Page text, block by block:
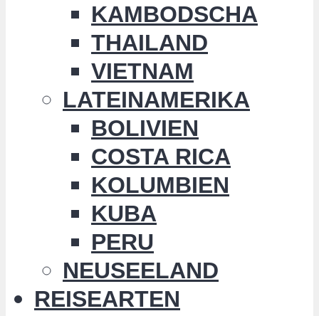
KAMBODSCHA
THAILAND
VIETNAM
LATEINAMERIKA
BOLIVIEN
COSTA RICA
KOLUMBIEN
KUBA
PERU
NEUSEELAND
REISEARTEN